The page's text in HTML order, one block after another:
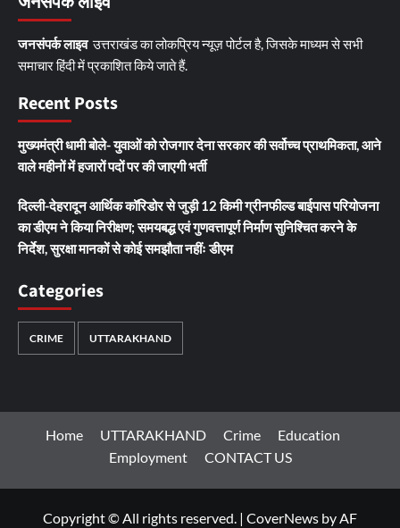
जनसंपर्क लाइवउत्तराखंड का लोकप्रिय न्यूज़ पोर्टल है, जिसके माध्यम से सभी
समाचार हिंदी में प्रकाशित किये जाते हैं.
Recent Posts
मुख्यमंत्री धामी बोले- युवाओं को रोजगार देना सरकार की सर्वोच्च प्राथमिकता, आने
वाले महीनों में हजारों पदों पर की जाएगी भर्ती
दिल्ली-देहरादून आर्थिक कॉरिडोर से जुड़ी 12 किमी ग्रीनफील्ड बाईपास परियोजना
का डीएम ने किया निरीक्षण; समयबद्ध एवं गुणवत्तापूर्ण निर्माण सुनिश्चित करने के
निर्देश, सुरक्षा मानकों से कोई समझौता नहींः डीएम
Categories
CRIME UTTARAKHAND
Home UTTARAKHAND Crime
Education
Employment
CONTACT US
Copyright © All rights reserved. | CoverNews by AF